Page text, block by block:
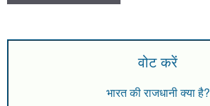
वोट करें
भारत की राजधानी क्या है?